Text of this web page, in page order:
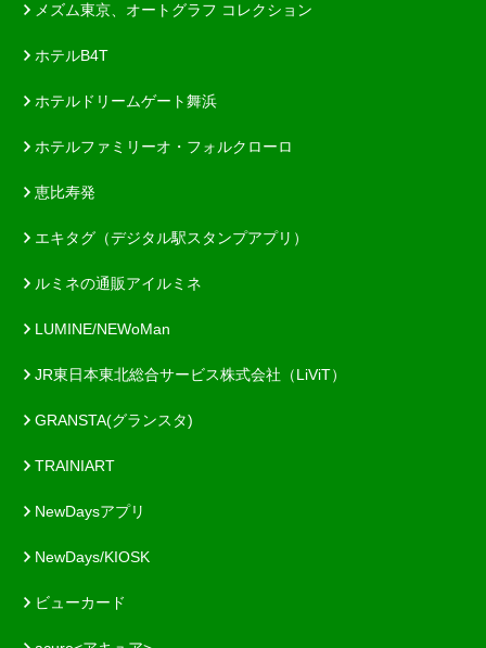
メズム東京、オートグラフ コレクション
ホテルB4T
ホテルドリームゲート舞浜
ホテルファミリーオ・フォルクローロ
恵比寿発
エキタグ（デジタル駅スタンプアプリ）
ルミネの通販アイルミネ
LUMINE/NEWoMan
JR東日本東北総合サービス株式会社（LiViT）
GRANSTA(グランスタ)
TRAINIART
NewDaysアプリ
NewDays/KIOSK
ビューカード